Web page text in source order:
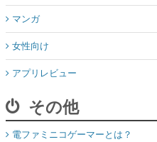
マンガ
女性向け
アプリレビュー
その他
電ファミニコゲーマーとは？